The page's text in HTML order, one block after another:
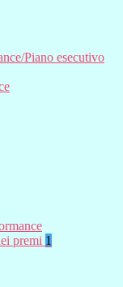
Piano esecutivo
premi 1